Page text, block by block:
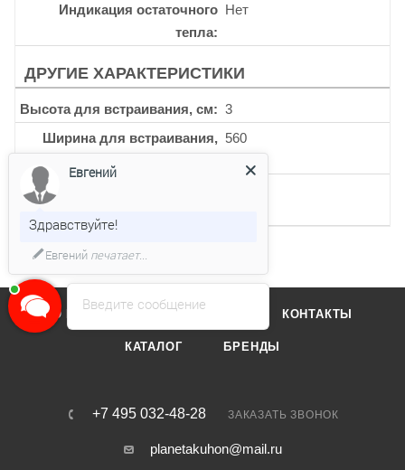
Индикация остаточного
тепла
Нет
ДРУГИЕ ХАРАКТЕРИСТИКИ
Высота для встраивания, см
3
Ширина для встраивания, 560
Глубина для встраивания,
О КОМПАНИИ КОНТАКТЫ
КАТАЛОГ БРЕНДЫ
+7 495 032-48-28 ЗАКАЗАТЬ ЗВОНОК
planetakuhon@mail.ru
Введите сообщение
Евгений
Здравствуйте!
Евгенийпечатает...